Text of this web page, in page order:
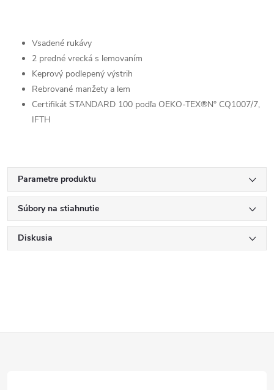
Vsadené rukávy
2 predné vrecká s lemovaním
Keprový podlepený výstrih
Rebrované manžety a lem
Certifikát STANDARD 100 podľa OEKO-TEX®N° CQ1007/7,
IFTH
Parametre produktu
Súbory na stiahnutie
Diskusia